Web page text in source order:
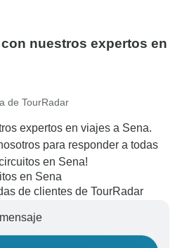
nuestros expertos en
de TourRadar
expertos en viajes a Sena.
para responder a todas
en Sena!
en Sena
de clientes de TourRadar